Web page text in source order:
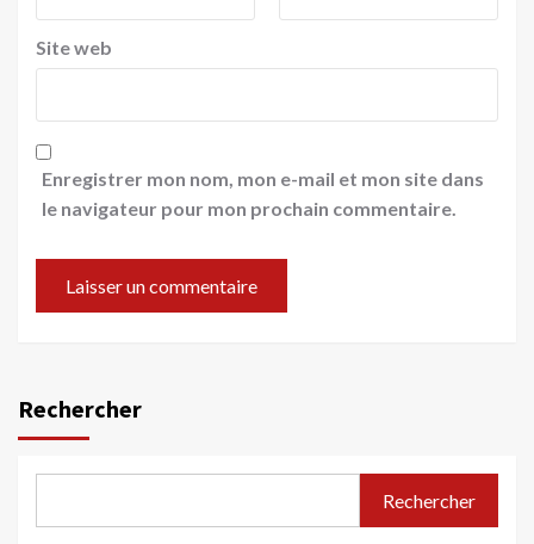
Site web
Enregistrer mon nom, mon e-mail et mon site dans
le navigateur pour mon prochain commentaire.
Rechercher
Rechercher